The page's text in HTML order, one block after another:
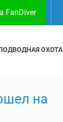
FanDiver
ОХОТА
на